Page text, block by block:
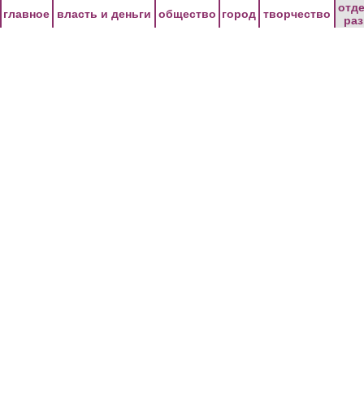
главное власть и деньги общество город творчество